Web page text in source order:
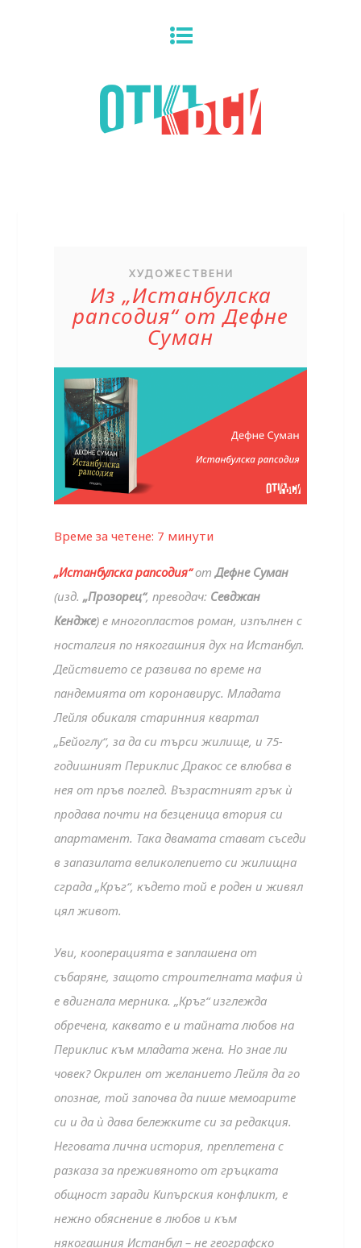
ХУДОЖЕСТВЕНИ
Из „Истанбулска
рапсодия“ от Дефне
Суман
Време за четене: 7 минути
„Истанбулска рапсодия“отДефне Суман
(изд.„Прозорец“, преводач: Севджан
Кендже) е многопластов роман, изпълнен с
носталгия по някогашния дух на Истанбул.
Действието се развива по време на
пандемията от коронавирус. Младата
Лейля обикаля старинния квартал
„Бейоглу“, за да си търси жилище, и 75-
годишният Периклис Дракос се влюбва в
нея от пръв поглед. Възрастният грък ѝ
продава почти на безценица втория си
апартамент. Така двамата стават съседи
в запазилата великолепието си жилищна
сграда „Кръг“, където той е роден и живял
цял живот.
Уви, кооперацията е заплашена от
събаряне, защото строителната мафия ѝ
е вдигнала мерника. „Кръг“ изглежда
обречена, каквато е и тайната любов на
Периклис към младата жена. Но знае ли
човек? Окрилен от желанието Лейля да го
опознае, той започва да пише мемоарите
си и да ѝ дава бележките си за редакция.
Неговата лична история, преплетена с
разказа за преживяното от гръцката
общност заради Кипърския конфликт, е
нежно обяснение в любов и към
някогашния Истанбул – не географско